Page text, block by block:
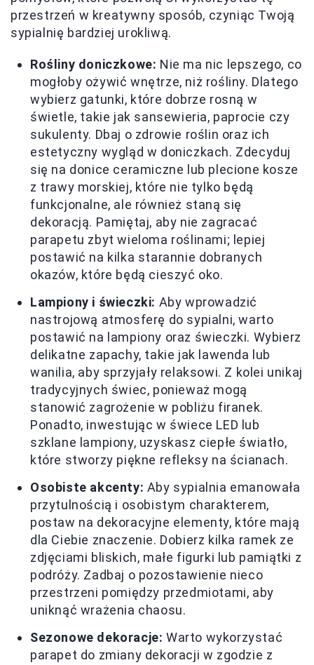
przestrzeń w kreatywny sposób, czyniąc Twoją
sypialnię bardziej urokliwą.
Rośliny doniczkowe: Nie ma nic lepszego, co
mogłoby ożywić wnętrze, niż rośliny. Dlatego
wybierz gatunki, które dobrze rosną w
świetle, takie jak sansewieria, paprocie czy
sukulenty. Dbaj o zdrowie roślin oraz ich
estetyczny wygląd w doniczkach. Zdecyduj
się na donice ceramiczne lub plecione kosze
z trawy morskiej, które nie tylko będą
funkcjonalne, ale również staną się
dekoracją. Pamiętaj, aby nie zagracać
parapetu zbyt wieloma roślinami; lepiej
postawić na kilka starannie dobranych
okazów, które będą cieszyć oko.
Lampiony i świeczki: Aby wprowadzić
nastrojową atmosferę do sypialni, warto
postawić na lampiony oraz świeczki. Wybierz
delikatne zapachy, takie jak lawenda lub
wanilia, aby sprzyjały relaksowi. Z kolei unikaj
tradycyjnych świec, ponieważ mogą
stanowić zagrożenie w pobliżu firanek.
Ponadto, inwestując w świece LED lub
szklane lampiony, uzyskasz ciepłe światło,
które stworzy piękne refleksy na ścianach.
Osobiste akcenty: Aby sypialnia emanowała
przytulnością i osobistym charakterem,
postaw na dekoracyjne elementy, które mają
dla Ciebie znaczenie. Dobierz kilka ramek ze
zdjęciami bliskich, małe figurki lub pamiątki z
podróży. Zadbaj o pozostawienie nieco
przestrzeni pomiędzy przedmiotami, aby
uniknąć wrażenia chaosu.
Sezonowe dekoracje: Warto wykorzystać
parapet do zmiany dekoracji w zgodzie z